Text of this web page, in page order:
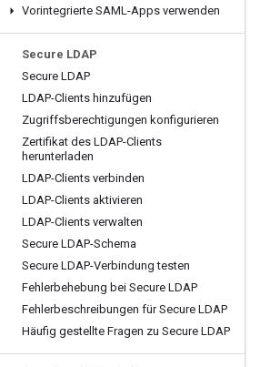
Vorintegrierte SAML-Apps verwenden
Secure LDAP
Secure LDAP
LDAP-Clients hinzufügen
Zugriffsberechtigungen konfigurieren
Zertifikat des LDAP-Clients
herunterladen
LDAP-Clients verbinden
LDAP-Clients aktivieren
LDAP-Clients verwalten
Secure LDAP-Schema
Secure LDAP-Verbindung testen
Fehlerbehebung bei Secure LDAP
Fehlerbeschreibungen für Secure LDAP
Häufig gestellte Fragen zu Secure LDAP